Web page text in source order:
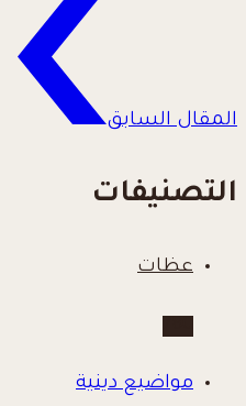
المقال السابق
التصنيفات
عظات
مواضيع دينية